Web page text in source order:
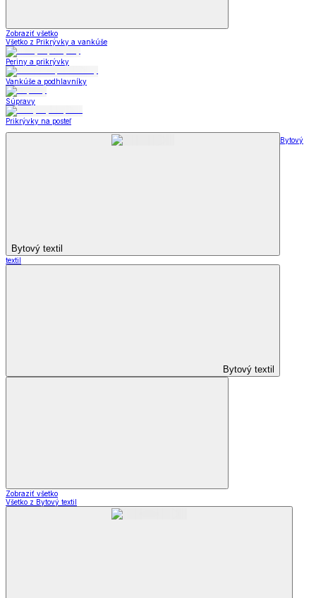
Zobraziť všetko
Všetko z Prikrývky a vankúše
Periny a prikrývky
Vankúše a podhlavníky
Súpravy
Prikrývky na posteľ
Bytový textil
Bytový
textil
Bytový textil
Zobraziť všetko
Všetko z Bytový textil